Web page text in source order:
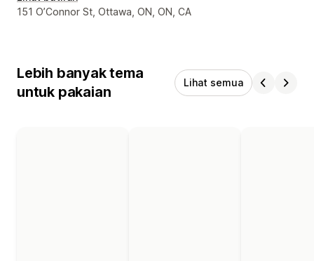
Butiran perhubungan pereka bentuk
151 O’Connor St, Ottawa, ON, ON, CA
Lebih banyak tema
untuk pakaian
Lihat semua